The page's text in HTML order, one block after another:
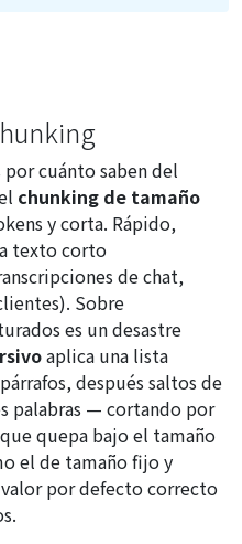
cuánto saben del
chunking de tamaño
y corta. Rápido,
texto corto
de chat,
Sobre
es un desastre
aplica una lista
después saltos de
palabras — cortando por
quepa bajo el tamaño
el de tamaño fijo y
por defecto correcto